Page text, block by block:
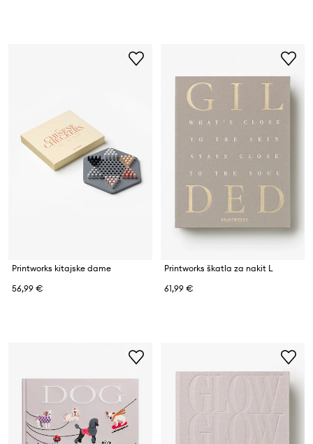
Printworks kitajske dame
56,99 €
Printworks škatla za nakit L
61,99 €